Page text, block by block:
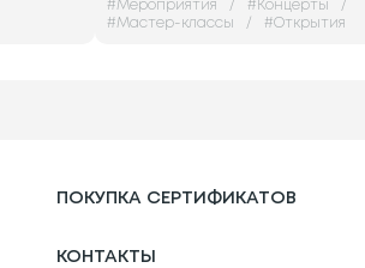
#Мероприятия / # Концерты
/
#Мастер-классы / #Открытия
ПОКУПКА СЕРТИФИКАТОВ
КОНТАКТЫ